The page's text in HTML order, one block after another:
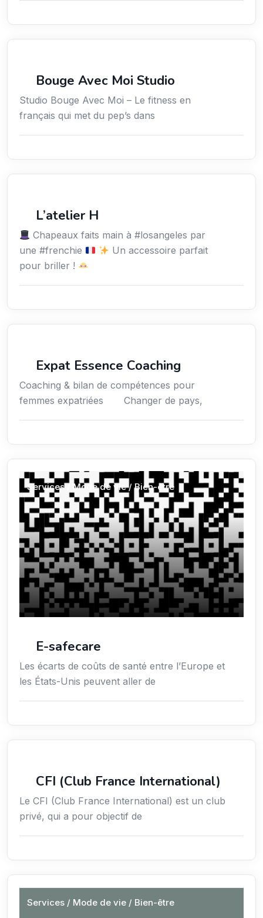
Bouge Avec Moi Studio
Studio Bouge Avec Moi – Le fitness en
français qui met du pep’s dans
L’atelier H
Chapeaux faits main à #losangeles par
une #frenchie
Un accessoire parfait
pour briller !
Expat Essence Coaching
Coaching & bilan de compétences pour
femmes expatriées Changer de pays,
Services / Mode de vie / Bien-être
E-safecare
Les écarts de coûts de santé entre l’Europe et
les États-Unis peuvent aller de
CFI (Club France International)
Le CFI (Club France International) est un club
privé, qui a pour objectif de
Services / Mode de vie / Bien-être